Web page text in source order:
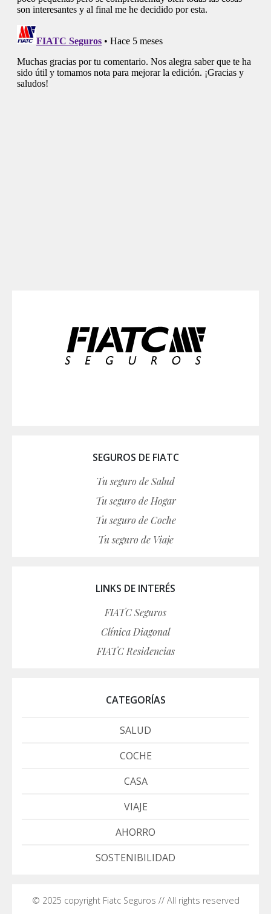
SEGUROS DE FIATC
Tu seguro de Salud
Tu seguro de Hogar
Tu seguro de Coche
Tu seguro de Viaje
LINKS DE INTERÉS
FIATC Seguros
Clínica Diagonal
FIATC Residencias
CATEGORÍAS
SALUD
COCHE
CASA
VIAJE
AHORRO
SOSTENIBILIDAD
© 2025 copyright Fiatc Seguros // All rights reserved